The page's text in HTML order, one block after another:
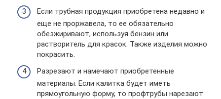
Если трубная продукция приобретена недавно и
еще не проржавела, то ее обязательно
обезжиривают, используя бензин или
растворитель для красок. Также изделия можно
покрасить.
Разрезают и намечают приобретенные
материалы. Если калитка будет иметь
прямоугольную форму, то профтрубы нарезают